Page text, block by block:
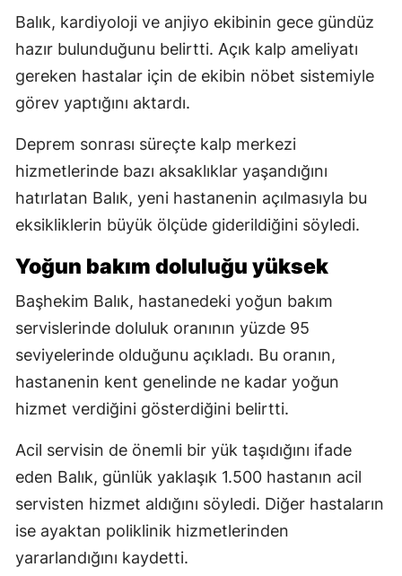
Balık, kardiyoloji ve anjiyo ekibinin gece gündüz
hazır bulunduğunu belirtti. Açık kalp ameliyatı
gereken hastalar için de ekibin nöbet sistemiyle
görev yaptığını aktardı.
Deprem sonrası süreçte kalp merkezi
hizmetlerinde bazı aksaklıklar yaşandığını
hatırlatan Balık, yeni hastanenin açılmasıyla bu
eksikliklerin büyük ölçüde giderildiğini söyledi.
Yoğun bakım doluluğu yüksek
Başhekim Balık, hastanedeki yoğun bakım
servislerinde doluluk oranının yüzde 95
seviyelerinde olduğunu açıkladı. Bu oranın,
hastanenin kent genelinde ne kadar yoğun
hizmet verdiğini gösterdiğini belirtti.
Acil servisin de önemli bir yük taşıdığını ifade
eden Balık, günlük yaklaşık 1.500 hastanın acil
servisten hizmet aldığını söyledi. Diğer hastaların
ise ayaktan poliklinik hizmetlerinden
yararlandığını kaydetti.